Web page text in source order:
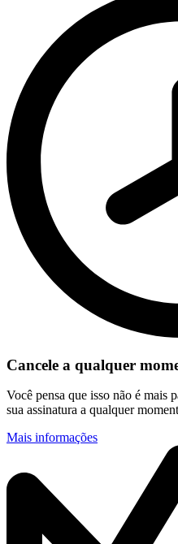
Cancele a qualquer
Você pensa que isso não é mais
sua assinatura a qualquer
Mais informações